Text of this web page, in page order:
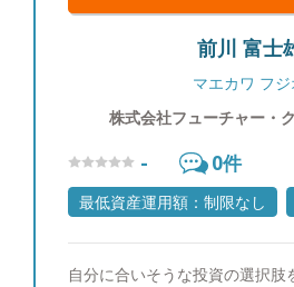
前川 富士
マエカワ フジ
株式会社フューチャー・
- 0件
最低資産運用額：制限なし
自分に合いそうな投資の選択肢